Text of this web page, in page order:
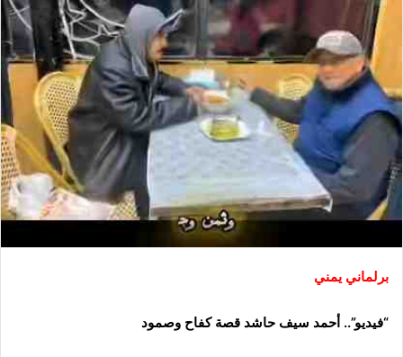
برلماني يمني
“فيديو”.. أحمد سيف حاشد قصة كفاح وصمود